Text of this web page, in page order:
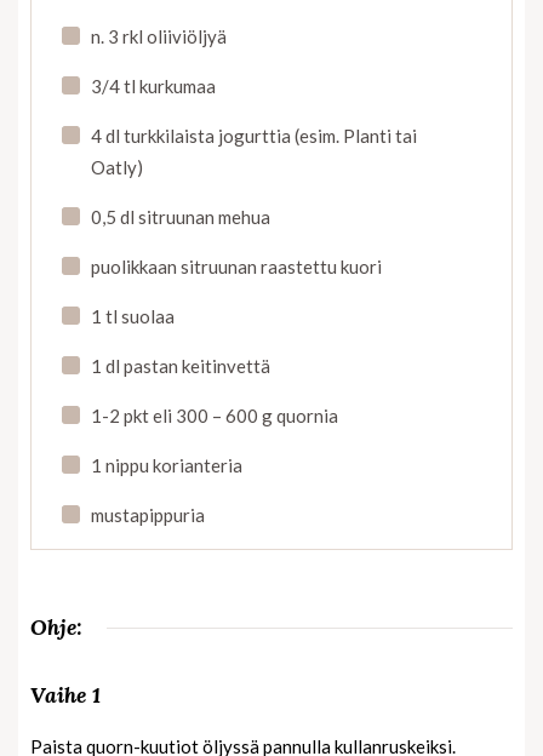
n. 3 rkl oliiviöljyä
3/4 tl kurkumaa
4 dl turkkilaista jogurttia (esim. Planti tai
Oatly)
0,5 dl sitruunan mehua
puolikkaan sitruunan raastettu kuori
1 tl suolaa
1 dl pastan keitinvettä
1-2 pkt eli 300 – 600 g quornia
1 nippu korianteria
mustapippuria
Ohje:
Vaihe 1
Paista quorn-kuutiot öljyssä pannulla kullanruskeiksi.